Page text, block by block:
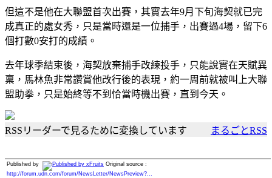
但這不是他在大聯盟首次出賽，其實去年9月下旬海契就已完
成真正的處女秀，只是當時還是一位捕手，出賽過4場，留下6
個打數0安打的成績。
去年球季結束後，海契放棄捕手改練投手，只能說實在天賦異
稟，馬林魚非常讚賞他改行後的表現，約一周前就被叫上大聯
盟助拳，只是始終等不到恰當時機出賽，直到今天。
RSSリーダーで見るために変換しています まるごとRSS
Published by
Original source :
http://forum.udn.com/forum/NewsLetter/NewsPreview?...